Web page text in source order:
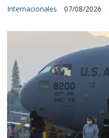
Internacionales 07/08/2026